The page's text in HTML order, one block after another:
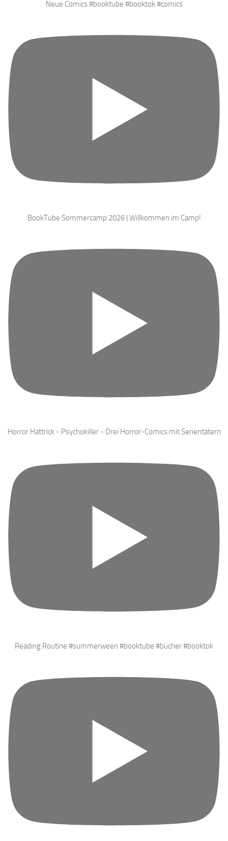
Neue Comics #booktube #booktok #comics
BookTube Sommercamp 2026 | Willkommen im Camp!
Horror Hattrick - Psychokiller - Drei Horror-Comics mit Serientätern
Reading Routine #summerween #booktube #bücher #booktok